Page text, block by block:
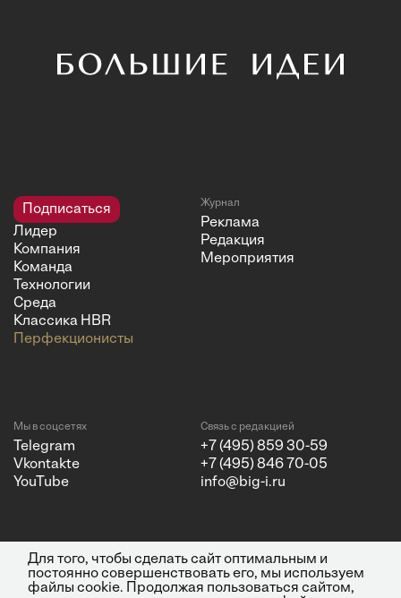
Подписаться
Лидер
Компания
Команда
Технологии
Среда
Классика HBR
Перфекционисты
Журнал
Реклама
Редакция
Мероприятия
Мы в соцсетях
Telegram
Vkontakte
YouTube
Связь с редакцией
+7 (495) 859 30-59
+7 (495) 846 70-05
info@big-i.ru
© 2026 ООО "Бизнес Инсайт
Медиа"
Политика конфиденциальности
Для того, чтобы сделать сайт оптимальным и
постоянно совершенствовать его, мы используем
файлы cookie. Продолжая пользоваться сайтом,